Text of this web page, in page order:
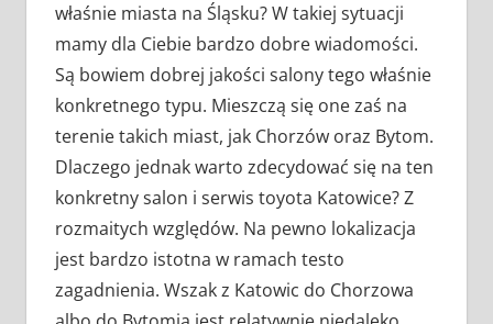
właśnie miasta na Śląsku? W takiej sytuacji
mamy dla Ciebie bardzo dobre wiadomości.
Są bowiem dobrej jakości salony tego właśnie
konkretnego typu. Mieszczą się one zaś na
terenie takich miast, jak Chorzów oraz Bytom.
Dlaczego jednak warto zdecydować się na ten
konkretny salon i serwis toyota Katowice? Z
rozmaitych względów. Na pewno lokalizacja
jest bardzo istotna w ramach testo
zagadnienia. Wszak z Katowic do Chorzowa